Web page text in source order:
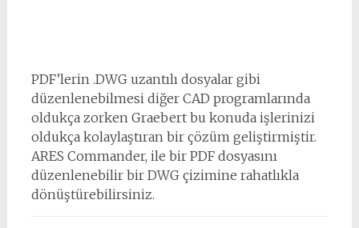
PDF’lerin .DWG uzantılı dosyalar gibi
düzenlenebilmesi diğer CAD programlarında
oldukça zorken Graebert bu konuda işlerinizi
oldukça kolaylaştıran bir çözüm geliştirmiştir.
ARES Commander, ile bir PDF dosyasını
düzenlenebilir bir DWG çizimine rahatlıkla
dönüştürebilirsiniz.